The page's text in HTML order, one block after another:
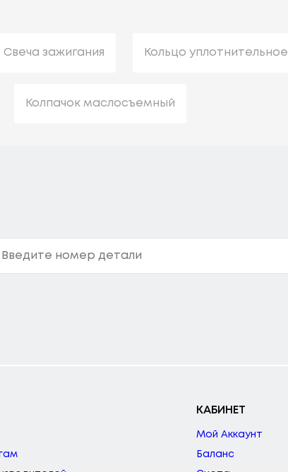
Свеча зажигания Кольцо уплотнительное
Колпачок маслосъемный
КАБИНЕТ
Мой Аккаунт
Баланс